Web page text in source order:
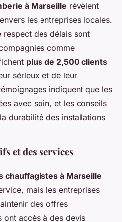
à Marseille révèlent
les entreprises locales.
respect des délais sont
comme
plus de 2,500 clients
sérieux et de leur
indiquent que les
avec soin, et les conseils
durabilité des installations
et des services
chauffagistes à Marseille
mais les entreprises
des offres
ont accès à des devis